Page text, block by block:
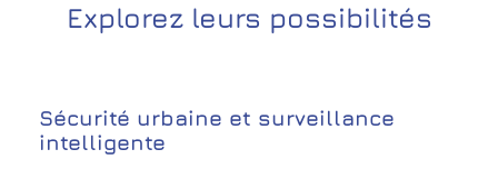
Explorez leurs possibilités
Sécurité urbaine et surveillance
intelligente